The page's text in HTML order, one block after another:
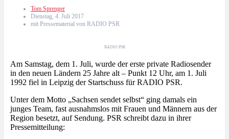
Tom Sprenger
Dienstag, 4. Juli 2017
mit Pressematerial von RADIO PSR
RADIO PSR
Am Samstag, dem 1. Juli, wurde der erste private Radiosender
in den neuen Ländern 25 Jahre alt – Punkt 12 Uhr, am 1. Juli
1992 fiel in Leipzig der Startschuss für RADIO PSR.
Unter dem Motto „Sachsen sendet selbst“ ging damals ein
junges Team, fast ausnahmslos mit Frauen und Männern aus der
Region besetzt, auf Sendung. PSR schreibt dazu in ihrer
Pressemitteilung: